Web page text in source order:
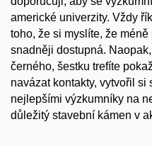
americké univerzity. Vždy
toho, že si myslíte, že
snadněji dostupná.
černého, šestku trefíte
navázat kontakty, vytvořil
nejlepšími výzkumníky na
důležitý stavební kámen v